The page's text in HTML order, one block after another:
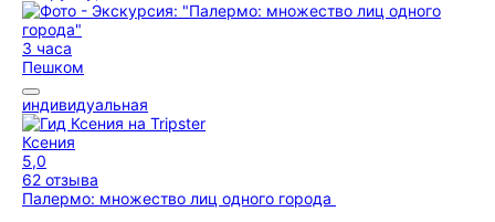
3 часа
Пешком
индивидуальная
Ксения
5,0
62 отзыва
Палермо: множество лиц одного города